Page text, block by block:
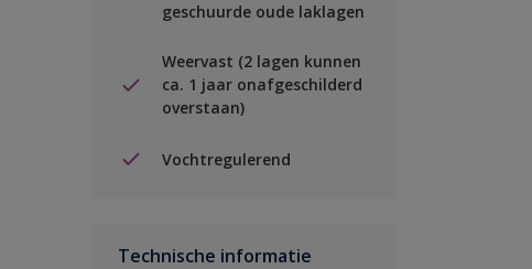
geschuurde oude laklagen
Weervast (2 lagen kunnen
ca. 1 jaar onafgeschilderd
overstaan)
Vochtregulerend
Technische informatie